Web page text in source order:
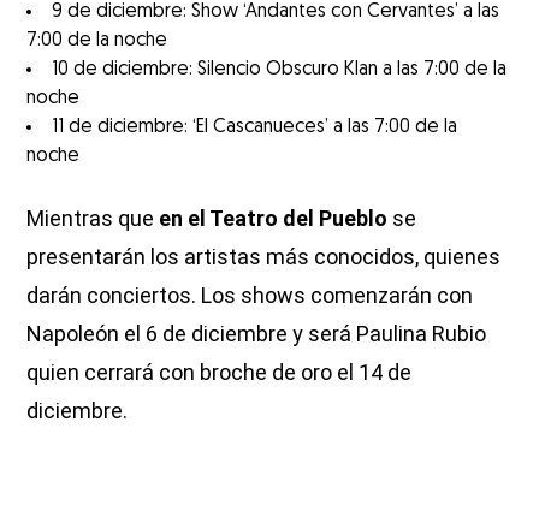
9 de diciembre: Show ‘Andantes con Cervantes’ a las
7:00 de la noche
10 de diciembre: Silencio Obscuro Klan a las 7:00 de la
noche
11 de diciembre: ‘El Cascanueces’ a las 7:00 de la
noche
Mientras que en el Teatro del Pueblo se
presentarán los artistas más conocidos, quienes
darán conciertos. Los shows comenzarán con
Napoleón el 6 de diciembre y será Paulina Rubio
quien cerrará con broche de oro el 14 de
diciembre.